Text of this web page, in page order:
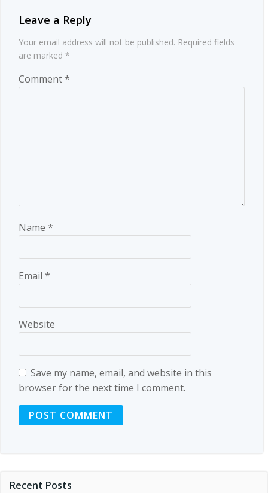
Leave a Reply
Your email address will not be published. Required fields
are marked *
Comment*
Name *
Email *
Website
Save my name, email, and website in this
browser for the next time I comment.
Recent Posts